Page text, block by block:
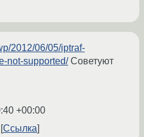
2012/06/05/iptraf-
not-supported/Советуют
+00:00
Ссылка